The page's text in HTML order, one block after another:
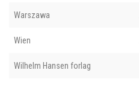
Warszawa
Wien
Wilhelm Hansen forlag